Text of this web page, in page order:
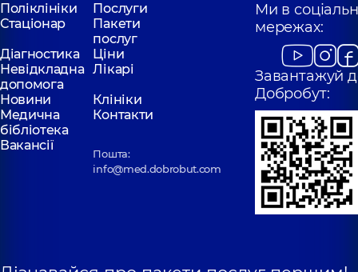
Поліклініки
Послуги
Стаціонар
Пакети
послуг
Діагностика
Ціни
Невідкладна
допомога
Лікарі
Новини
Клініки
Медична
бібліотека
Контакти
Вакансії
Пошта:
info@med.dobrobut.com
Ми в
мережах:
Завантажуй
Добробут: